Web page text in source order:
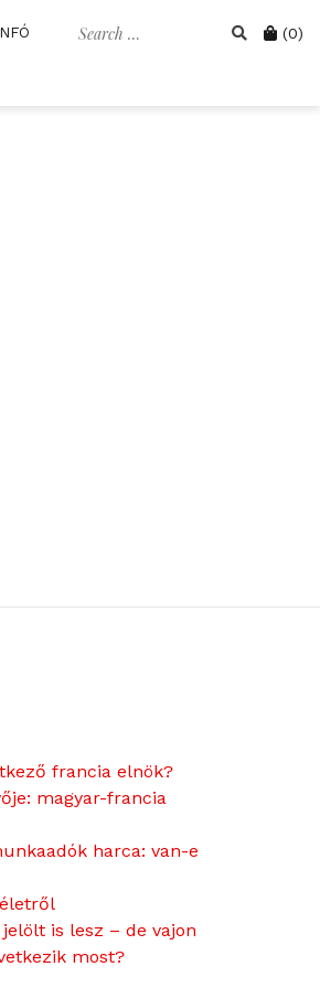
Search Cart
(0)
francia elnök?
magyar-francia
harca: van-e
is lesz – de vajon
most?